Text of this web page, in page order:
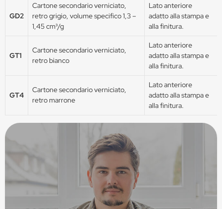
GD2
Cartone secondario verniciato,
retro grigio, volume specifico 1,3 –
1,45 cm³/g
Lato anteriore
adatto alla stampa e
alla finitura.
GT1
Cartone secondario verniciato,
retro bianco
Lato anteriore
adatto alla stampa e
alla finitura.
GT4
Cartone secondario verniciato,
retro marrone
Lato anteriore
adatto alla stampa e
alla finitura.